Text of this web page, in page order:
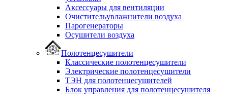
Аксессуары для вентиляции
Очистительувлажнители воздуха
Парогенераторы
Осушители воздуха
Полотенцесушители
Классические полотенцесушители
Электрические полотенцесушители
ТЭН для полотенцесушителей
Блок управления для полотенцесушителя